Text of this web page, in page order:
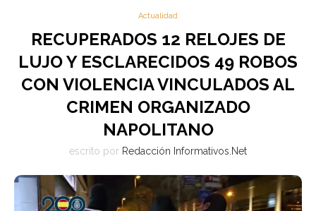
Actualidad
RECUPERADOS 12 RELOJES DE
LUJO Y ESCLARECIDOS 49 ROBOS
CON VIOLENCIA VINCULADOS AL
CRIMEN ORGANIZADO
NAPOLITANO
escrito por Redacción Informativos.Net